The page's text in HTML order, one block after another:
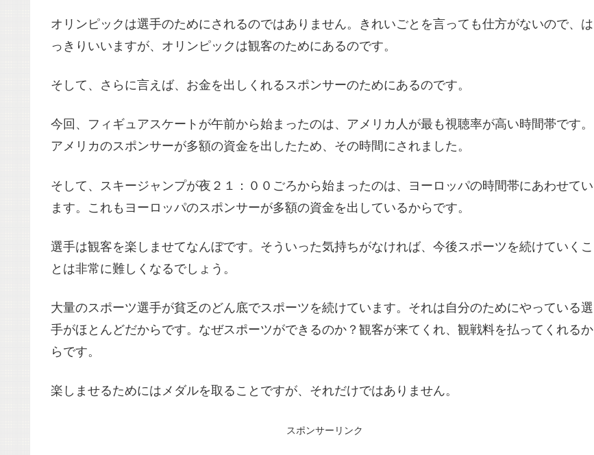
オリンピックは選手のためにされるのではありません。きれいごとを言っても仕方がないので、は
っきりいいますが、オリンピックは観客のためにあるのです。
そして、さらに言えば、お金を出しくれるスポンサーのためにあるのです。
今回、フィギュアスケートが午前から始まったのは、アメリカ人が最も視聴率が高い時間帯です。
アメリカのスポンサーが多額の資金を出したため、その時間にされました。
そして、スキージャンプが夜２１：００ごろから始まったのは、ヨーロッパの時間帯にあわせてい
ます。これもヨーロッパのスポンサーが多額の資金を出しているからです。
選手は観客を楽しませてなんぼです。そういった気持ちがなければ、今後スポーツを続けていくこ
とは非常に難しくなるでしょう。
大量のスポーツ選手が貧乏のどん底でスポーツを続けています。それは自分のためにやっている選
手がほとんどだからです。なぜスポーツができるのか？観客が来てくれ、観戦料を払ってくれるか
らです。
楽しませるためにはメダルを取ることですが、それだけではありません。
スポンサーリンク